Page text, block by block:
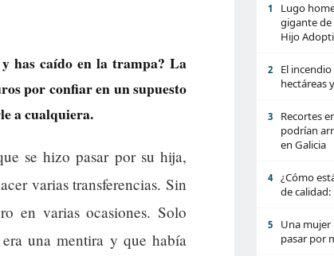
has caído en la trampa? La
por confiar en un supuesto
a cualquiera.
se hizo pasar por su hija,
varias transferencias. Sin
en varias ocasiones. Solo
una mentira y que había
1
Lugo
gigante de
Hijo
2
El
hectáreas
3
Recortes
podrían
en Galicia
4
¿Cómo
de
5
Una mujer
pasar por